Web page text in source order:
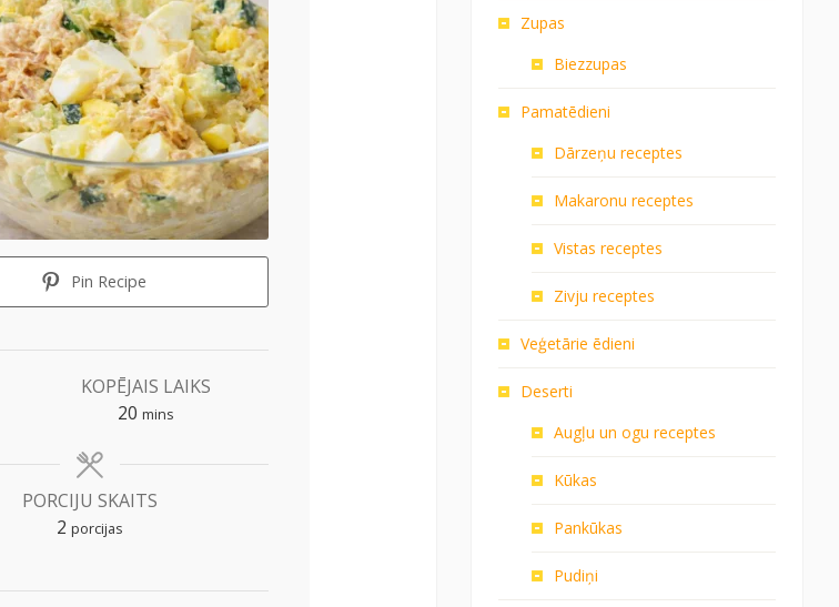
Pin Recipe
KOPĒJAIS LAIKS
20minutes
mins
PORCIJU SKAITS
2 porcijas
Zupas
Biezzupas
Pamatēdieni
Dārzeņu receptes
Makaronu receptes
Vistas receptes
Zivju receptes
Veģetārie ēdieni
Deserti
Augļu un ogu receptes
Kūkas
Pankūkas
Pudiņi